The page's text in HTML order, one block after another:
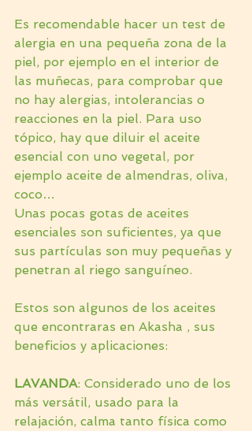
Es recomendable hacer un test de
alergia en una pequeña zona de la
piel, por ejemplo en el interior de
las muñecas, para comprobar que
no hay alergias, intolerancias o
reacciones en la piel. Para uso
tópico, hay que diluir el aceite
esencial con uno vegetal, por
ejemplo aceite de almendras, oliva,
coco…
Unas pocas gotas de aceites
esenciales son suficientes, ya que
sus partículas son muy pequeñas y
penetran al riego sanguíneo.
Estos son algunos de los aceites
que encontraras en Akasha , sus
beneficios y aplicaciones:
LAVANDA: Considerado uno de los
más versátil, usado para la
relajación, calma tanto física como